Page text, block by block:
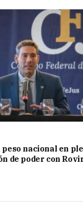
nacional en
de poder con